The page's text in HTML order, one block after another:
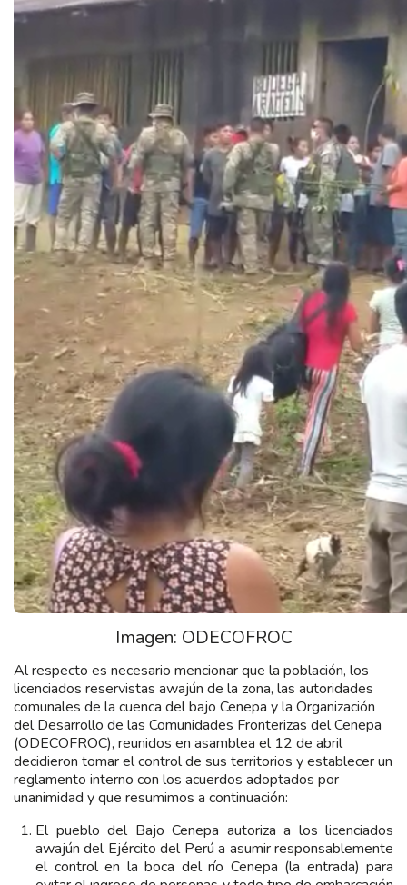
Imagen: ODECOFROC
Al respecto es necesario mencionar que la población, los
licenciados reservistas awajún de la zona, las autoridades
comunales de la cuenca del bajo Cenepa y la Organización
del Desarrollo de las Comunidades Fronterizas del Cenepa
(ODECOFROC), reunidos en asamblea el 12 de abril
decidieron tomar el control de sus territorios y establecer un
reglamento interno con los acuerdos adoptados por
unanimidad y que resumimos a continuación:
El pueblo del Bajo Cenepa autoriza a los licenciados
awajún del Ejército del Perú a asumir responsablemente
el control en la boca del río Cenepa (la entrada) para